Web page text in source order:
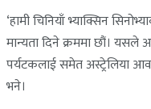
‘हामी चिनियाँ भ्याक्सिन
मान्यता दिने क्रममा छौं। यसले
पर्यटकलाई समेत अस्ट्रेलिया
भने।